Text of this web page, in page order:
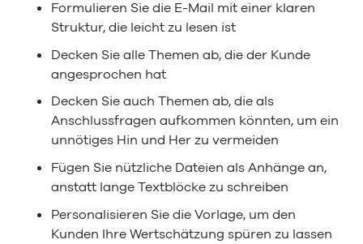
Formulieren Sie die E-Mail mit einer klaren
Struktur, die leicht zu lesen ist
Decken Sie alle Themen ab, die der Kunde
angesprochen hat
Decken Sie auch Themen ab, die als
Anschlussfragen aufkommen könnten, um ein
unnötiges Hin und Her zu vermeiden
Fügen Sie nützliche Dateien als Anhänge an,
anstatt lange Textblöcke zu schreiben
Personalisieren Sie die Vorlage, um den
Kunden Ihre Wertschätzung spüren zu lassen